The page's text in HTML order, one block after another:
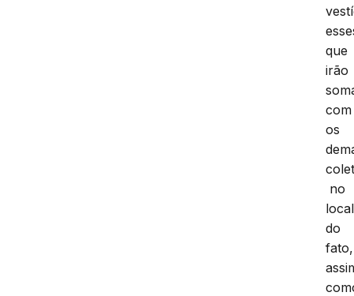
que
irão
com
os
no
local
do
fato,